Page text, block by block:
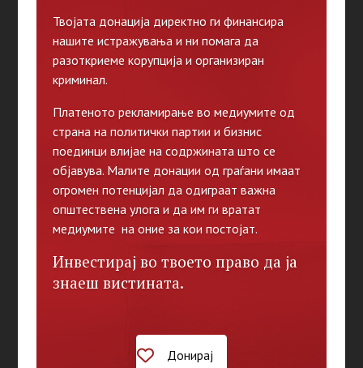
Твојата донација директно ги финансира
нашите истражувања и ни помага да
разоткриеме корупција и организиран
криминал.
Платеното рекламирање во медиумите од
страна на политички партии и бизнис
поединци влијае на содржината што се
објавува. Малите донации од граѓани имаат
огромен потенцијал да одиграат важна
општествена улога и да им ги вратат
медиумите на оние за кои постојат.
Инвестирај во твоето право да ја
знаеш вистината.
Донирај